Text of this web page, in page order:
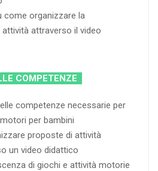
come organizzare la
attività attraverso il video
COMPETENZE
competenze necessarie per
per bambini
proposte di attività
un video didattico
di giochi e attività motorie